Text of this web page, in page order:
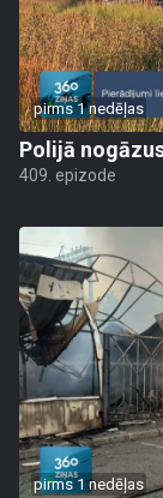
pirms 1 nedēļas
Polijā
409. epizode
pirms 1 nedēļas